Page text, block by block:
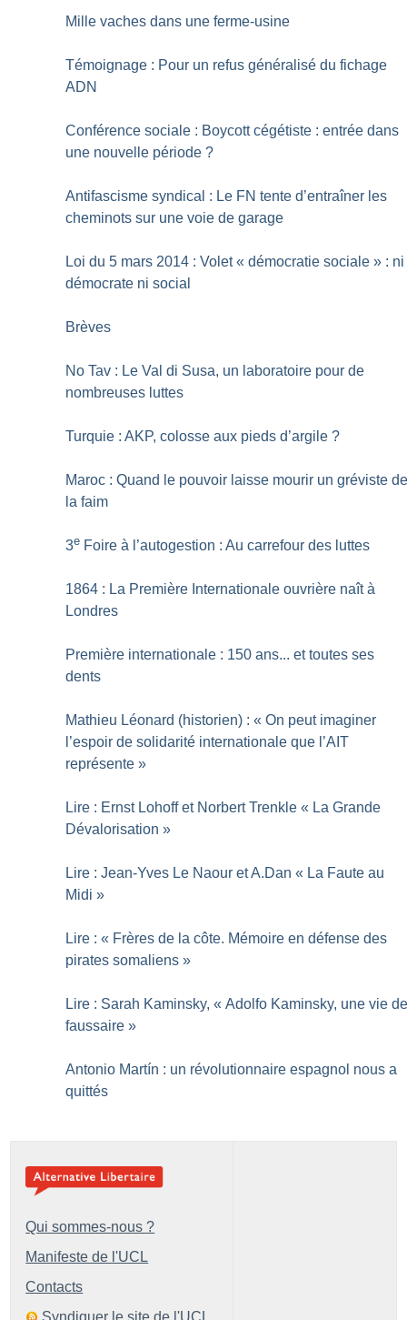
Mille vaches dans une ferme-usine
Témoignage : Pour un refus généralisé du fichage
ADN
Conférence sociale : Boycott cégétiste : entrée dans
une nouvelle période ?
Antifascisme syndical : Le FN tente d’entraîner les
cheminots sur une voie de garage
Loi du 5 mars 2014 : Volet « démocratie sociale » : ni
démocrate ni social
Brèves
No Tav : Le Val di Susa, un laboratoire pour de
nombreuses luttes
Turquie : AKP, colosse aux pieds d’argile ?
Maroc : Quand le pouvoir laisse mourir un gréviste
la faim
3e Foire à l’autogestion : Au carrefour des luttes
1864 : La Première Internationale ouvrière naît à
Londres
Première internationale : 150 ans... et toutes ses
dents
Mathieu Léonard (historien) : « On peut imaginer
l’espoir de solidarité internationale que l’AIT
représente »
Lire : Ernst Lohoff et Norbert Trenkle « La Grande
Dévalorisation »
Lire : Jean-Yves Le Naour et A.Dan « La Faute au
Midi »
Lire : « Frères de la côte. Mémoire en défense des
pirates somaliens »
Lire : Sarah Kaminsky, « Adolfo Kaminsky, une vie
faussaire »
Antonio Martín : un révolutionnaire espagnol nous a
quittés
Qui sommes-nous ?
Manifeste de l'UCL
Contacts
Syndiquer le site de l'UCL